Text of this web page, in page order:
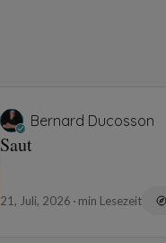
Bernard Ducosson
Saut
21, Juli, 2026 min Lesezeit